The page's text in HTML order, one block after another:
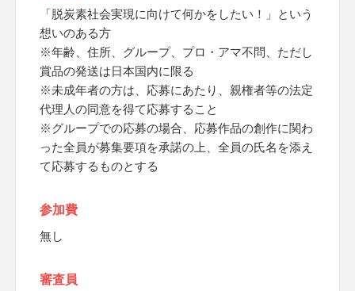
「脱炭素社会実現に向けて何かをしたい！」という
想いのある方
※年齢、住所、グループ、プロ・アマ不問、ただし
賞品の発送は日本国内に限る
※未成年者の方は、応募にあたり、親権者等の法定
代理人の同意を得て応募すること
※グループでの応募の場合、応募作品の創作に関わ
った全員が募集要項を承諾の上、全員の氏名を添え
て応募するものとする
参加費
無し
審査員